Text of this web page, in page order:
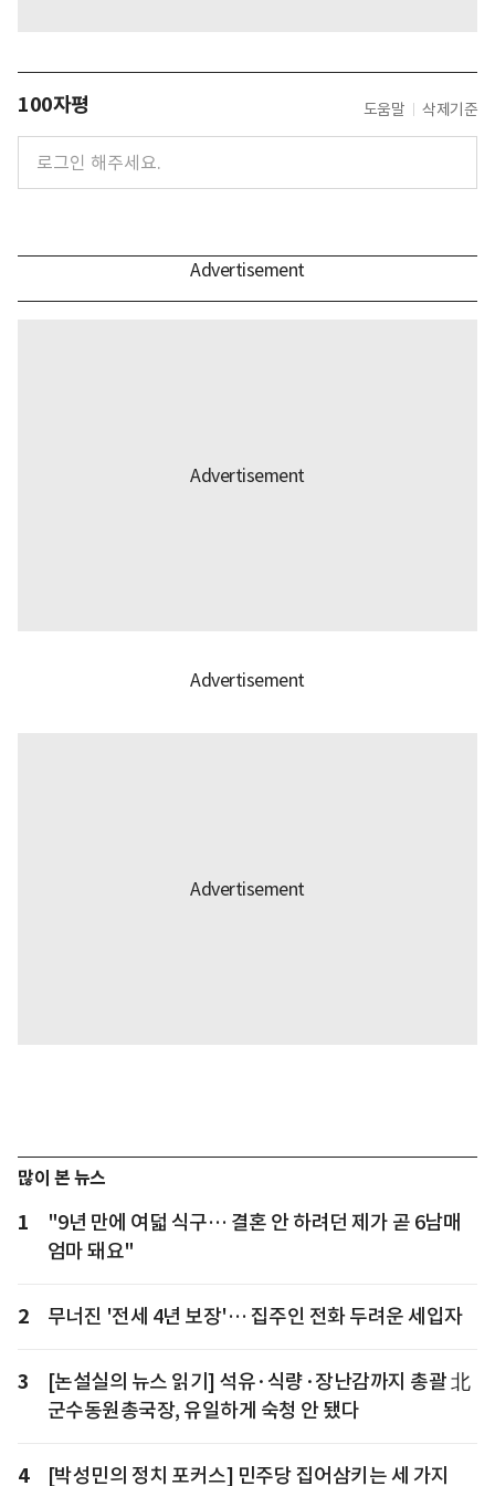
100자평 도움말 삭제기준
많이 본 뉴스
1
"9년 만에 여덟 식구… 결혼 안 하려던 제가 곧 6남매
엄마 돼요"
2 무너진 '전세 4년 보장'… 집주인 전화 두려운 세입자
3
[논설실의 뉴스 읽기] 석유·식량·장난감까지 총괄 北
군수동원총국장, 유일하게 숙청 안 됐다
4 [박성민의 정치 포커스] 민주당 집어삼키는 세 가지